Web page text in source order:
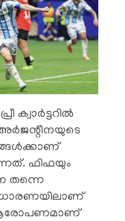
ക്വാർട്ടറിൽ
ഫിഫയും
തന്നെ
ആരോപണമാണ്